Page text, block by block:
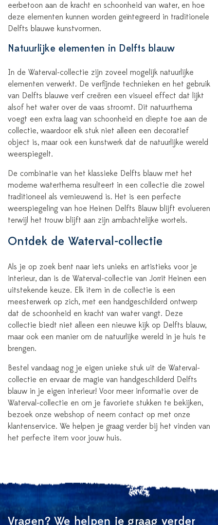
eerbetoon aan de kracht en schoonheid van water, en hoe
deze elementen kunnen worden geïntegreerd in traditionele
Delfts blauwe kunstvormen.
Natuurlijke elementen in Delfts blauw
In de Waterval-collectie zijn zoveel mogelijk natuurlijke
elementen verwerkt. De verfijnde technieken en het gebruik
van Delfts blauwe verf creëren een visueel effect dat lijkt
alsof het water over de vaas stroomt. Dit natuurthema
voegt een extra laag van schoonheid en diepte toe aan de
collectie, waardoor elk stuk niet alleen een decoratief
object is, maar ook een kunstwerk dat de natuurlijke wereld
weerspiegelt.
De combinatie van het klassieke Delfts blauw met het
moderne waterthema resulteert in een collectie die zowel
traditioneel als vernieuwend is. Het is een perfecte
weerspiegeling van hoe Heinen Delfts Blauw blijft evolueren
terwijl het trouw blijft aan zijn ambachtelijke wortels.
Ontdek de Waterval-collectie
Als je op zoek bent naar iets unieks en artistieks voor je
interieur, dan is de Waterval-collectie van Jorrit Heinen een
uitstekende keuze. Elk item in de collectie is een
meesterwerk op zich, met een handgeschilderd ontwerp
dat de schoonheid en kracht van water vangt. Deze
collectie biedt niet alleen een nieuwe kijk op Delfts blauw,
maar ook een manier om de natuurlijke wereld in je huis te
brengen.
Bestel vandaag nog je eigen unieke stuk uit de Waterval-
collectie en ervaar de magie van handgeschilderd Delfts
blauw in je eigen interieur! Voor meer informatie over de
Waterval-collectie en om je favoriete stukken te bekijken,
bezoek onze webshop of neem contact op met onze
klantenservice. We helpen je graag verder bij het vinden van
het perfecte item voor jouw huis.
Vragen? We helpen je graag verder